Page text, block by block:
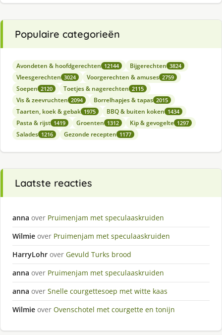
Populaire categorieën
Avondeten & hoofdgerechten 12144 Bijgerechten 3824
Vleesgerechten 3024 Voorgerechten & amuses 2759
Soepen 2120 Toetjes & nagerechten 2115
Vis & zeevruchten 2094 Borrelhapjes & tapas 2015
Taarten, koek & gebak 1975 BBQ & buiten koken 1434
Pasta & rijst 1419 Groenten 1312 Kip & gevogelte 1297
Salades 1216 Gezonde recepten 1177
Laatste reacties
anna over Pruimenjam met speculaaskruiden
Wilmie over Pruimenjam met speculaaskruiden
HarryLohr over Gevuld Turks brood
anna over Pruimenjam met speculaaskruiden
anna over Snelle courgettesoep met witte kaas
Wilmie over Ovenschotel met courgette en tonijn